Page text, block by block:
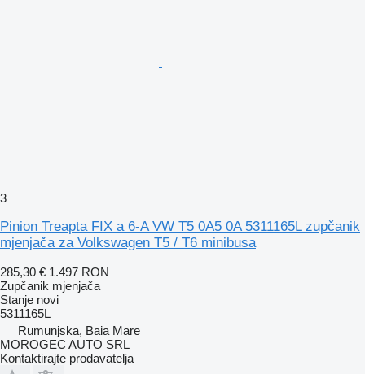
3
Pinion Treapta FIX a 6-A VW T5 0A5 0A 5311165L zupčanik
mjenjača za Volkswagen T5 / T6 minibusa
285,30 € 1.497 RON
Zupčanik mjenjača
Stanje novi
5311165L
Rumunjska, Baia Mare
MOROGEC AUTO SRL
Kontaktirajte prodavatelja